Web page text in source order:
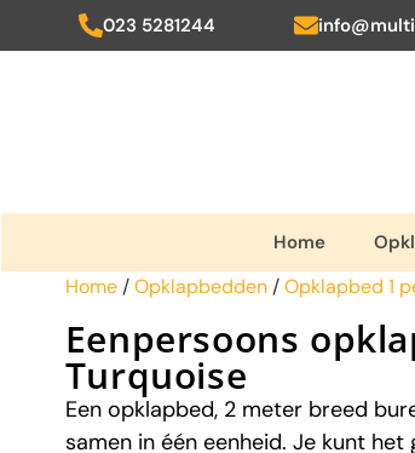
023 5281244
Home
Home/Opklapbedden/Opklapbed 1
Eenpersoons
Turquoise
Een opklapbed, 2 meter breed
samen in één eenheid. Je kunt